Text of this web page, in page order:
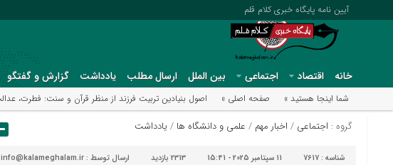
آیین نامه پایگاه خبری کلام قلم
خانه اقتصاد اجتماعی بین الملل ارسال مطلب یادداشت گزارش و گفتگو
شما اینجا هستید »
صفحه اصلی » اصول بنیادین تربیت فرزند از منظر قرآن و سنت:
گروه : اجتماعی / اخبار مهم / علمی و دانشگاه ها /یادداشت
شناسه : 7617 11 سپتامبر 2025 - 15:41 2313 بازدید ارسال توسط : info@kalameghalam.ir